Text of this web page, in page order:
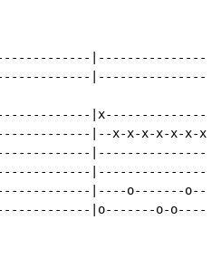
|--x-x-x-x-x-x-
|----------------
|----------------
|----o-------o---
|o-------o-o-----